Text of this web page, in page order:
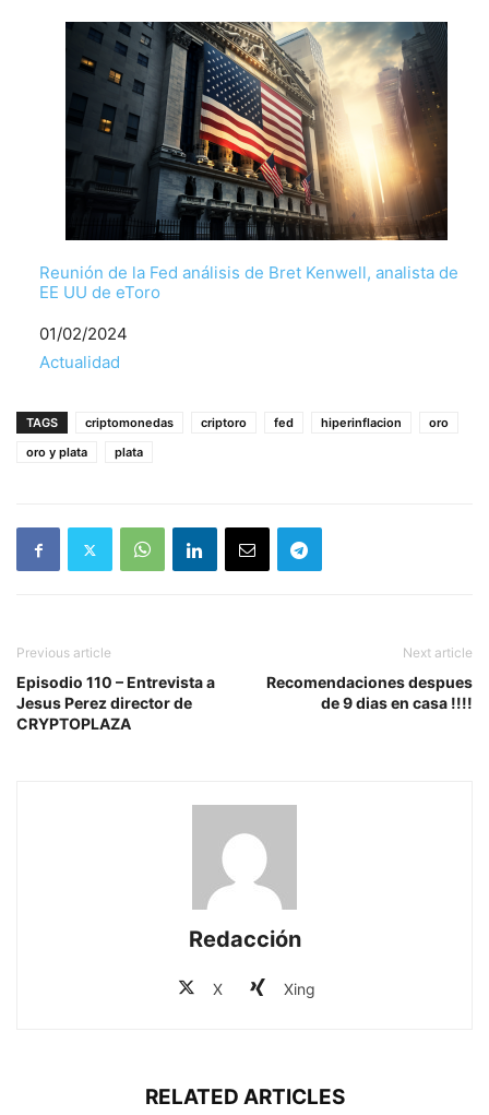
Reunión de la Fed análisis de Bret Kenwell, analista de
EE UU de eToro
Fecha
01/02/2024
Respecto a
Actualidad
TAGS criptomonedas criptoro fed hiperinflacion
oro
oro y plata
plata
Previous article
Episodio 110 – Entrevista a
Jesus Perez director de
CRYPTOPLAZA
Next article
Recomendaciones despues
de 9 dias en casa !!!!
Redacción
X Xing
RELATED ARTICLES